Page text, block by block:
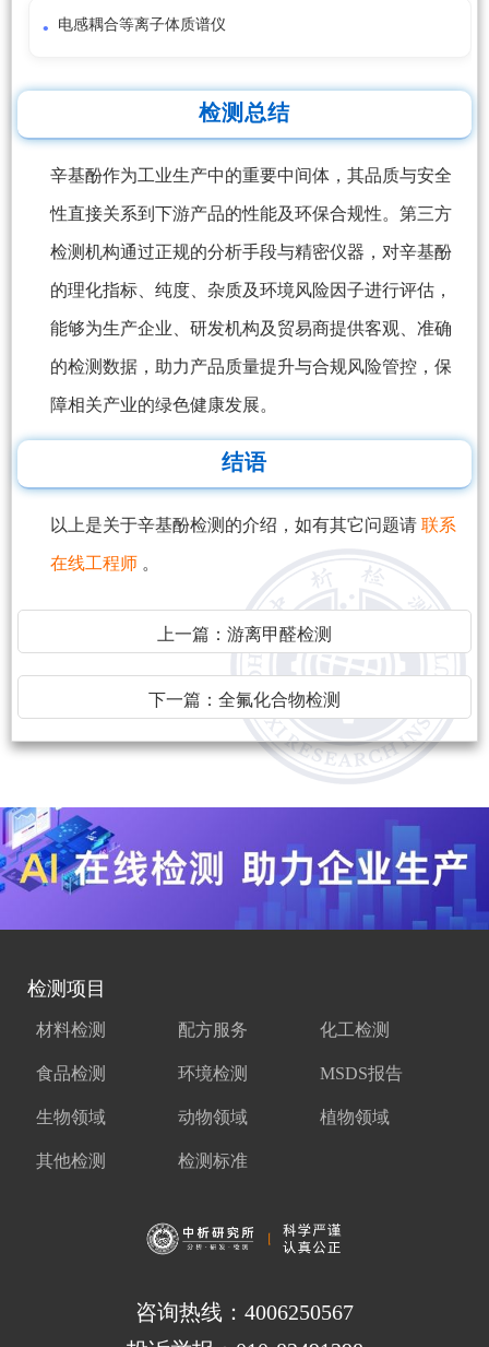
电感耦合等离子体质谱仪
检测总结
辛基酚作为工业生产中的重要中间体，其品质与安全
性直接关系到下游产品的性能及环保合规性。第三方
检测机构通过正规的分析手段与精密仪器，对辛基酚
的理化指标、纯度、杂质及环境风险因子进行评估，
能够为生产企业、研发机构及贸易商提供客观、准确
的检测数据，助力产品质量提升与合规风险管控，保
障相关产业的绿色健康发展。
结语
以上是关于辛基酚检测的介绍，如有其它问题请 联系
在线工程师 。
上一篇： 游离甲醛检测
下一篇： 全氟化合物检测
检测项目
材料检测 配方服务 化工检测
食品检测 环境检测 MSDS报告
生物领域 动物领域 植物领域
其他检测 检测标准
咨询热线：4006250567